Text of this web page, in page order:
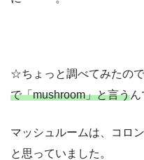
☆ちょっと調べてみたので
で「mushroom」と言うん
マッシュルームは、コロ
と思っていました。